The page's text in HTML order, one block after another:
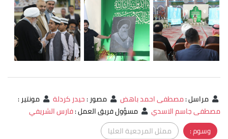
مراسل:مصطفى احمد باهض مصور:حيدر كردلة مونتير:
مصطفى جاسم الاسدي
مسؤول فريق العمل:فارس الشريفي
وسوم :
ممثل المرجعية العليا